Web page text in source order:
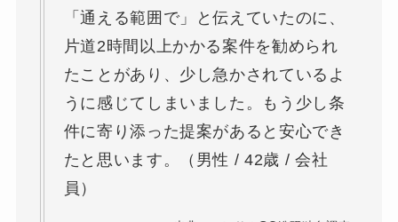
「通える範囲で」と伝えていたのに、
片道2時間以上かかる案件を勧められ
たことがあり、少し急かされているよ
うに感じてしまいました。もう少し条
件に寄り添った提案があると安心でき
たと思います。（男性 / 42歳 / 会社
員）